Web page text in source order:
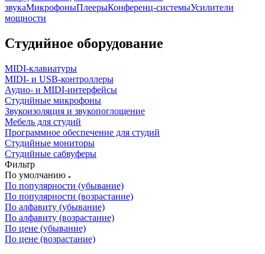
звукаМикрофоныПлеерыКонференц-системыУсилители
мощности
Студийное оборудование
MIDI-клавиатуры
MIDI- и USB-контроллеры
Аудио- и MIDI-интерфейсы
Студийные микрофоны
Звукоизоляция и звукопоглощение
Мебель для студий
Программное обеспечение для студий
Студийные мониторы
Студийные сабвуферы
Фильтр
По умолчанию
По популярности (убывание)
По популярности (возрастание)
По алфавиту (убывание)
По алфавиту (возрастание)
По цене (убывание)
По цене (возрастание)